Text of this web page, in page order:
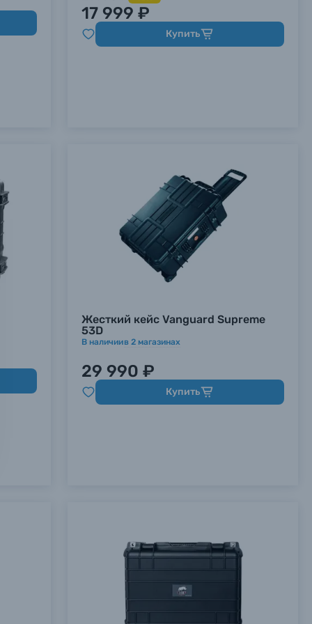
17 999 ₽
Купить
Жесткий кейс Vanguard Supreme
53D
В наличиив2 магазинах
29 990 ₽
Купить